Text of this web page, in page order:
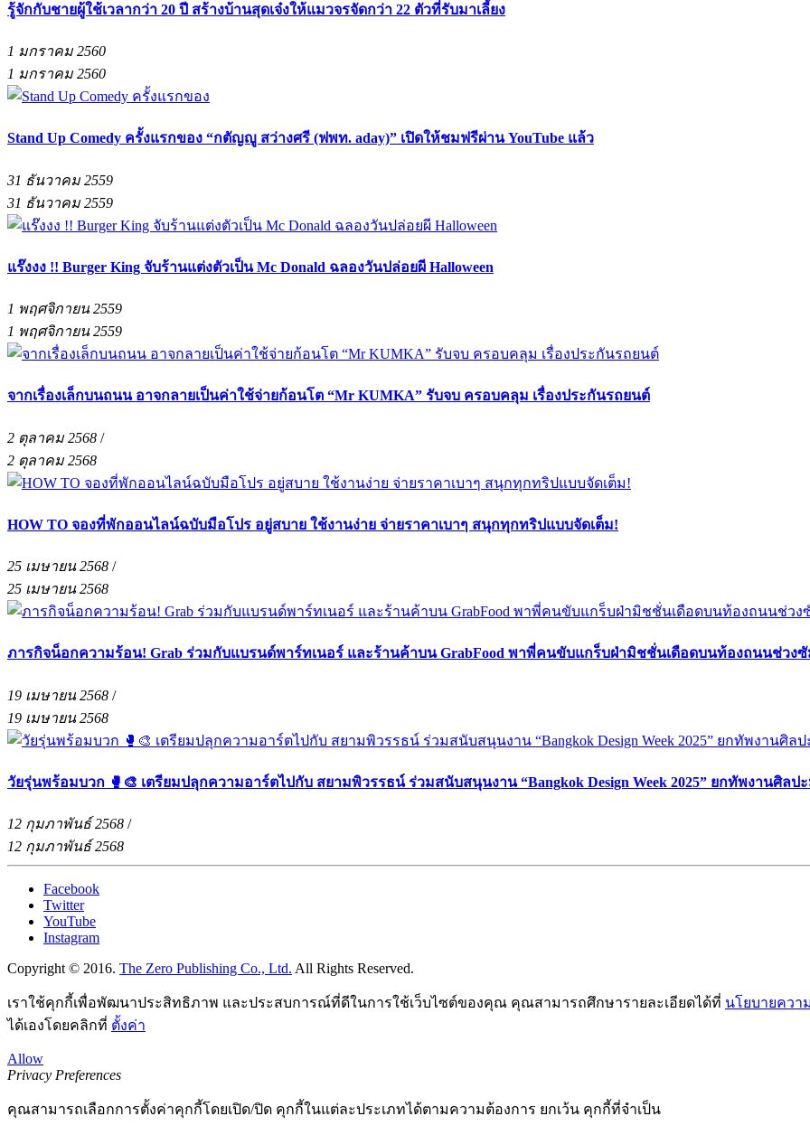
รู้จักกับชายผู้ใช้เวลากว่า 20 ปี สร้างบ้านสุดเจ๋งให้แมวจรจัดกว่า 22 ตัวที่รับมาเลี้ยง
1 มกราคม 2560
1 มกราคม 2560
Stand Up Comedy ครั้งแรกของ “กตัญญู สว่างศรี (ฟพท. aday)” เปิดให้ชมฟรีผ่าน YouTube แล้ว
31 ธันวาคม 2559
31 ธันวาคม 2559
แร๊งงง !! Burger King จับร้านแต่งตัวเป็น Mc Donald ฉลองวันปล่อยผี Halloween
1 พฤศจิกายน 2559
1 พฤศจิกายน 2559
จากเรื่องเล็กบนถนน อาจกลายเป็นค่าใช้จ่ายก้อนโต “Mr KUMKA” รับจบ ครอบคลุม เรื่องประกันรถยนต์
2 ตุลาคม 2568 /
2 ตุลาคม 2568
HOW TO จองที่พักออนไลน์ฉบับมือโปร อยู่สบาย ใช้งานง่าย จ่ายราคาเบาๆ สนุกทุกทริปแบบจัดเต็ม!
25 เมษายน 2568 /
25 เมษายน 2568
ภารกิจน็อกความร้อน! Grab ร่วมกับแบรนด์พาร์ทเนอร์ และร้านค้าบน GrabFood พาพี่คนขับแกร็บฝ่ามิชชั่นเดือดบนท้องถนนช่วงซั
19 เมษายน 2568 /
19 เมษายน 2568
วัยรุ่นพร้อมบวก 🥊🎨 เตรียมปลุกความอาร์ตไปกับ สยามพิวรรธน์ ร่วมสนับสนุนงาน “Bangkok Design Week 2025” ยกทัพงานศิลป
12 กุมภาพันธ์ 2568 /
12 กุมภาพันธ์ 2568
Facebook
Twitter
YouTube
Instagram
Copyright © 2016. The Zero Publishing Co., Ltd. All Rights Reserved.
เราใช้คุกกี้เพื่อพัฒนาประสิทธิภาพ และประสบการณ์ที่ดีในการใช้เว็บไซต์ของคุณ คุณสามารถศึกษารายละเอียดได้ที่ นโยบายควา
ได้เองโดยคลิกที่ ตั้งค่า
Allow
Privacy Preferences
คุณสามารถเลือกการตั้งค่าคุกกี้โดยเปิด/ปิด คุกกี้ในแต่ละประเภทได้ตามความต้องการ ยกเว้น คุกกี้ที่จำเป็น